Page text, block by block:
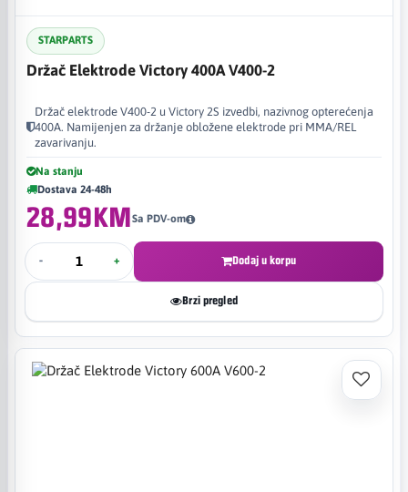
STARPARTS
Držač Elektrode Victory 400A V400-2
Držač elektrode V400-2 u Victory 2S izvedbi, nazivnog opterećenja
400A. Namijenjen za držanje obložene elektrode pri MMA/REL
zavarivanju.
Na stanju
Dostava 24-48h
28,99KMSa PDV-om
- + Dodaj u korpu
Brzi pregled